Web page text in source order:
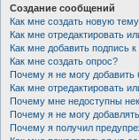
Создание сообщений
Как мне создать новую
Как мне отредактировать
Как мне добавить подпись
Как мне создать опрос?
Почему я не могу добавить
Как мне отредактировать
Почему мне недоступны
Почему я не могу
Почему я получил